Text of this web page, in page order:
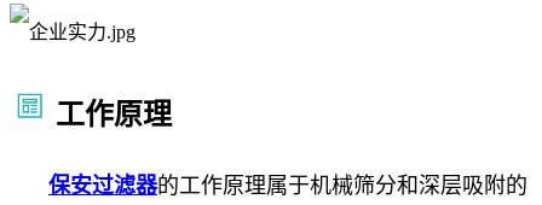
工作原理
保安过滤器的工作原理属于机械筛分和深层吸附的